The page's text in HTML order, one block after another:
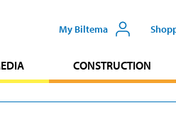
My Biltema
CONSTRUCTION